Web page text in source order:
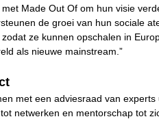
Made Out Of om hun visie
de groei van hun sociale
ze kunnen opschalen in
als nieuwe mainstream.”
met een adviesraad van
netwerken en mentorschap tot